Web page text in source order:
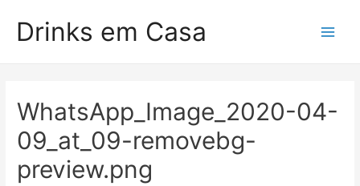
Drinks em Casa
WhatsApp_Image_2020-04-
09_at_09-removebg-
preview.png